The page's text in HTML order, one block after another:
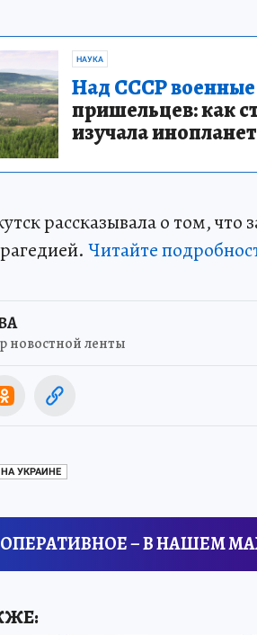
НАУКА
Над СССР военные
пришельцев: как
изучала
рассказывала о том, что
Читайте
новостной ленты
УКРАИНЕ
– В НАШЕМ